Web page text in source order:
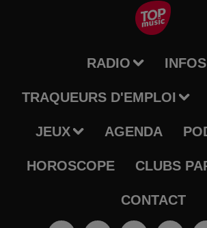
RADIO INFOS
TRAQUEURS D'EMPLOI
JEUX AGENDA
HOROSCOPE CLUBS
CONTACT